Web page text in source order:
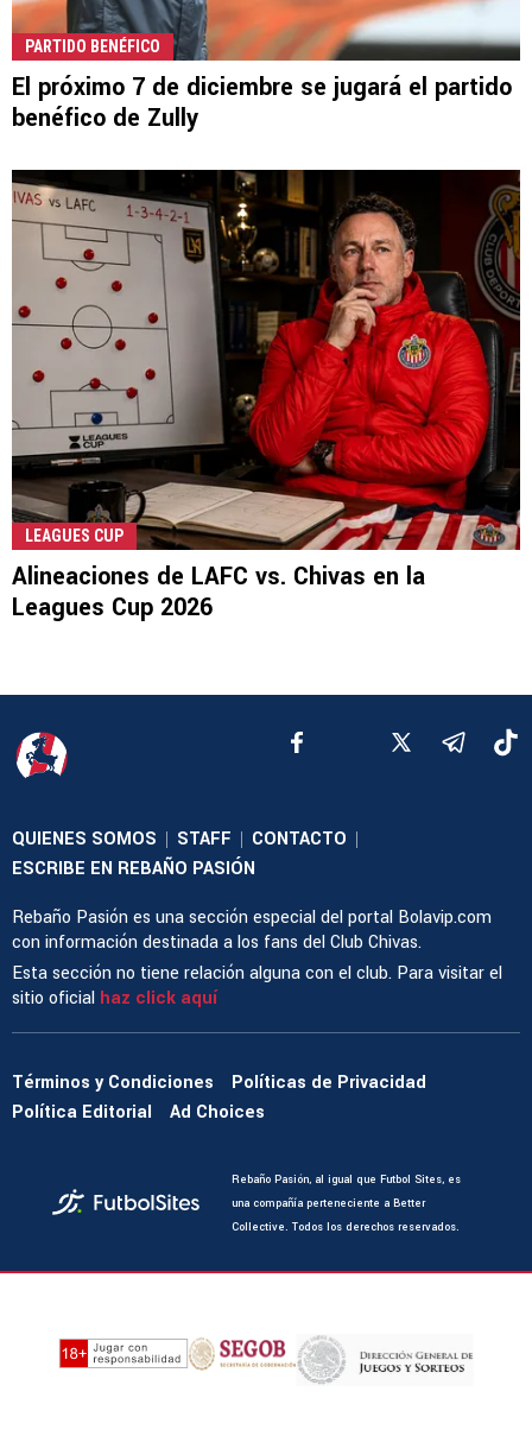
PARTIDO BENÉFICO
El próximo 7 de diciembre se jugará el partido
benéfico de Zully
LEAGUES CUP
Alineaciones de LAFC vs. Chivas en la
Leagues Cup 2026
QUIENES SOMOS | STAFF | CONTACTO |
ESCRIBE EN REBAÑO PASIÓN
Rebaño Pasión es una sección especial del portal Bolavip.com
con información destinada a los fans del Club Chivas.
Esta sección no tiene relación alguna con el club. Para visitar el
sitio oficial haz click aquí
Términos y Condiciones
Políticas de Privacidad
Política Editorial
Ad Choices
Rebaño Pasión, al igual que Futbol Sites, es
una compañía perteneciente a Better
Collective. Todos los derechos reservados.